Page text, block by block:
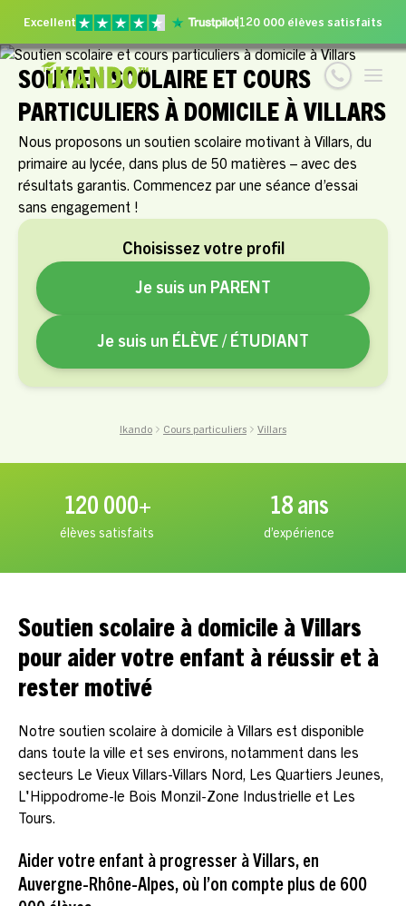
Excellent 120 000 élèves satisfaits
Ikando Cours particuliers Villars
SOUTIEN SCOLAIRE ET COURS
PARTICULIERS À DOMICILE À VILLARS
Nous proposons un soutien scolaire motivant à Villars, du
primaire au lycée, dans plus de 50 matières – avec des
résultats garantis. Commencez par une séance d’essai
sans engagement !
Choisissez votre profil
Je suis un PARENT
Je suis un ÉLÈVE / ÉTUDIANT
120 000+
élèves satisfaits
18 ans
d’expérience
Soutien scolaire à domicile à Villars
pour aider votre enfant à réussir et à
rester motivé
Notre soutien scolaire à domicile à Villars est disponible
dans toute la ville et ses environs, notamment dans les
secteurs Le Vieux Villars-Villars Nord, Les Quartiers Jeunes,
L'Hippodrome-le Bois Monzil-Zone Industrielle et Les
Tours.
Aider votre enfant à progresser à Villars, en
Auvergne-Rhône-Alpes, où l’on compte plus de 600